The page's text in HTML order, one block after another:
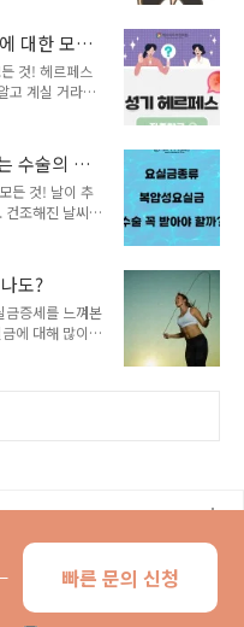
다양하고 비교
에는 많은 문
위해 많은 방
복용하기도 하
것은 개인에게
임 방법이라고
용하는 것이
대한 모든
것! 헤르페스
고 계실 거라고
지만 대표적인
러워하시는데
수도 있기 때
된 것인지 확인
위협이 될지 모
에 발생하는
위치가 다릅니
수술의 모
든 것! 날이 추
조해진 날씨로
주 마려워지
이 알아보는 시
술에 대한 모
술 잘하는곳 특
려드릴 내용 중
저 요실금수술
도?
금증세를 느껴본
에 대해 많이
소변을 참지
, 혼합성요실금
게 웃을 때, 달
빠른 문의 신청